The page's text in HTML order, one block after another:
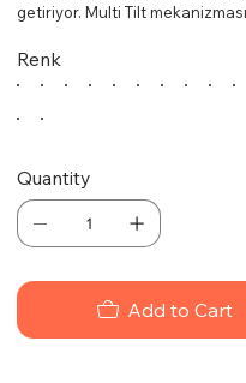
getiriyor. Multi Tilt
Özellikler:
Multi Tilt Mekanizma:
Ergonomik Yapı:
kullanımlarda bile
Yüksek Kaliteli
Kullanım Alanları:
sıklıkla tercih edilmektedir.
Renk
Quantity
Add to Cart